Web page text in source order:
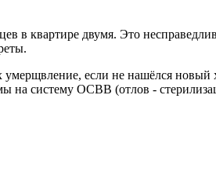
квартире двумя. Это
если не нашёлся новый
систему ОСВВ (отлов -